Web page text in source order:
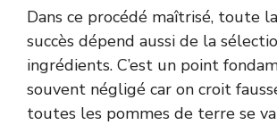
Dans ce procédé maîtrisé, toute
succès dépend aussi de la
ingrédients. C’est un point
souvent négligé car on croit
toutes les pommes de terre se